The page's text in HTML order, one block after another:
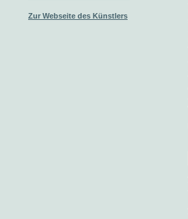
Zur Webseite des Künstlers